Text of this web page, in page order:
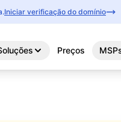
Iniciar verificação do domínio
Preços